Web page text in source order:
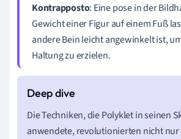
Kontrapposto: Eine pose in der
Gewicht einer Figur auf einem Fuß
andere Bein leicht angewinkelt ist,
Haltung zu erzielen.
Die Techniken, die Polyklet in seinen
anwendete, revolutionierten nicht nur